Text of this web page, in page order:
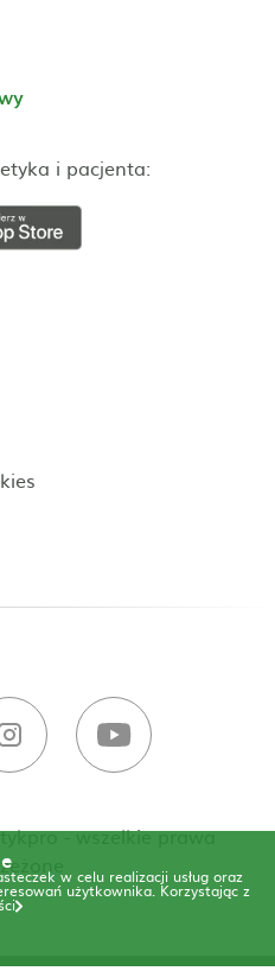
i pacjenta:
- wszelkie prawa
w celu realizacji usług oraz
użytkownika. Korzystając z